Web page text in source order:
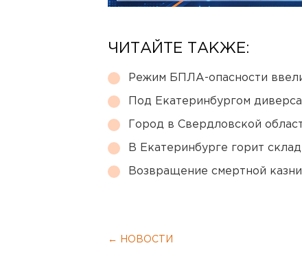
ЧИТАЙТЕ ТАКЖЕ:
Режим БПЛА-опасности
Под Екатеринбургом
Город в Свердловской
В Екатеринбурге горит
Возвращение смертной
← НОВОСТИ